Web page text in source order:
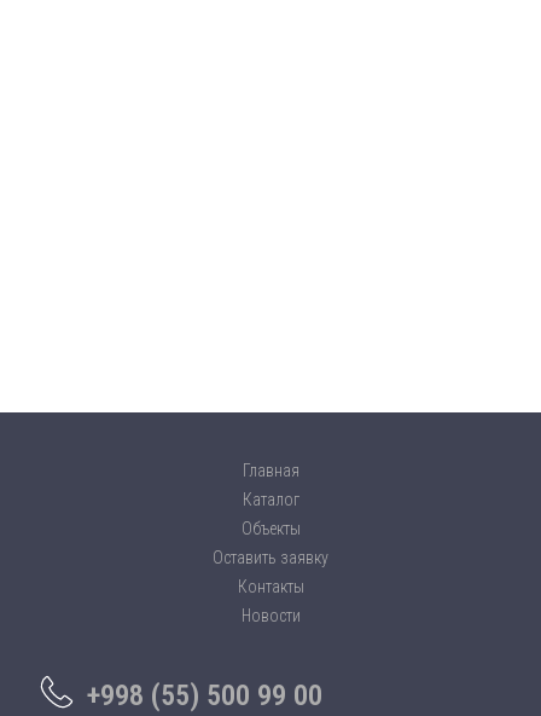
Главная
Каталог
Объекты
Оставить заявку
Контакты
Новости
+998 (55) 500 99 00